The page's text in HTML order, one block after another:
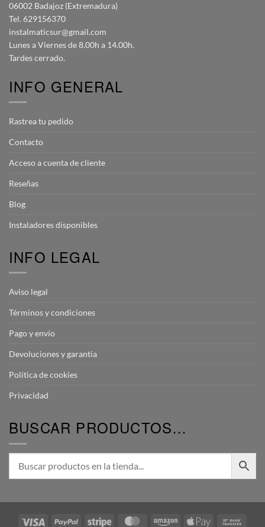
06002 Badajoz (Extremadura)
Tel. 629156370
instalmaticsur@gmail.com
Lunes a Viernes de 8.00h a 14.00h.
Tardes cerrado.
INFO GENERAL
Rastrea tu pedido
Contacto
Acceso a cuenta de cliente
Reseñas
Blog
Instaladores disponibles
INFO LEGAL
Aviso legal
Términos y condiciones
Pago y envío
Devoluciones y garantía
Política de cookies
Privacidad
BUSCAR PRODUCTOS…
Visa PayPal Stripe MasterCardAmazon Apple